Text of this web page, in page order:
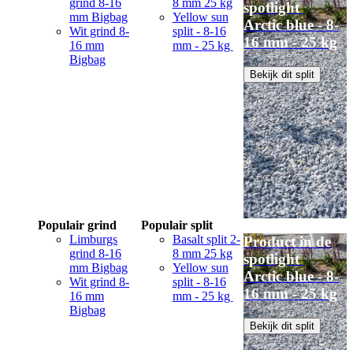
mm Bigbag
Wit grind 8-
16 mm
Bigbag
Yellow sun
split - 8-16
mm - 25 kg
spotlight
Arctic blue - 8-
16 mm - 25 kg
Bekijk dit split
Populair grind
Limburgs
grind 8-16
mm Bigbag
Wit grind 8-
16 mm
Bigbag
Populair split
Basalt split 2-
8 mm 25 kg
Yellow sun
split - 8-16
mm - 25 kg
Product in de
spotlight
Arctic blue - 8-
16 mm - 25 kg
Bekijk dit split